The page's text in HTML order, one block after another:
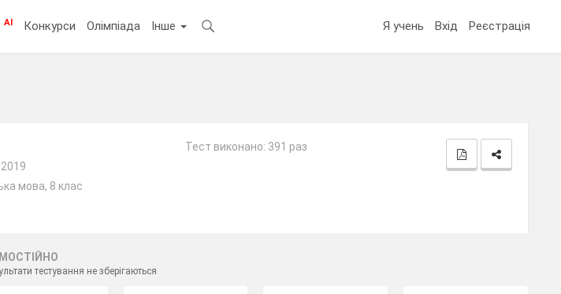
AI Конкурси Олімпіада Інше Я учень Вхід Реєстрація
мова, 8 клас
Тест виконано: 391 раз
тестування не зберігаються